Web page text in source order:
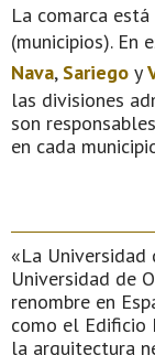
La comarca
(municipios). En
Nava, Sariego y
las divisiones
son
en cada
«La Universidad
Universidad de
renombre en
como el Edificio
la arquitectura